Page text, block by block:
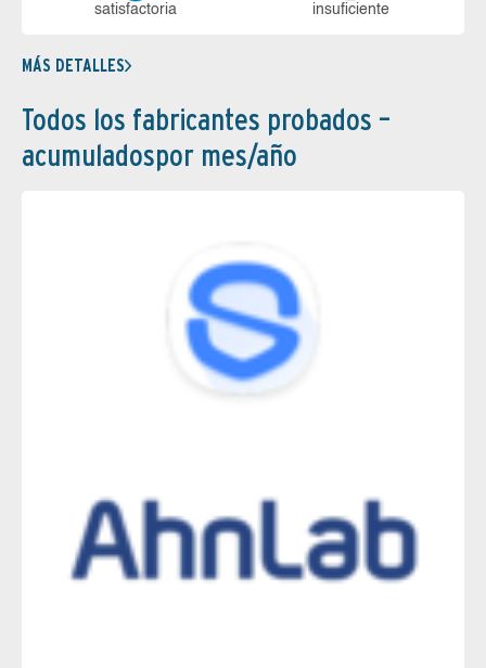
sa­tis­fac­to­ria in­su­fi­cien­te
MÁS DETALLES
Todos los fabricantes probados –
acumuladospor mes/año